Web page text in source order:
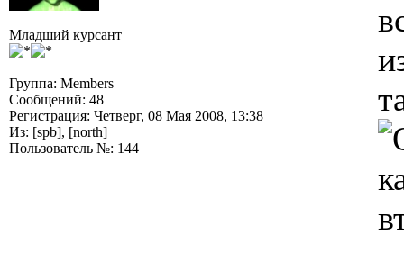
Младший курсант
Группа: Members
Сообщений: 48
Регистрация: Четверг, 08 Мая 2008, 13:38
Из: [spb], [north]
Пользователь №: 144